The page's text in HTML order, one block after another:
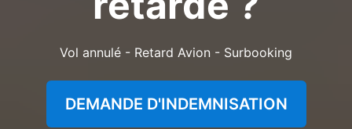
Vol annulé - Retard Avion - Surbooking
DEMANDE D'INDEMNISATION